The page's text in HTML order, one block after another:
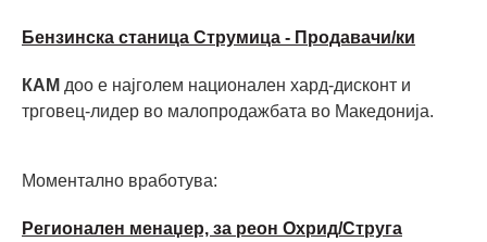
Бензинска станица Струмица - Продавачи/ки
КАМ доо е најголем национален хард-дисконт и
трговец-лидер во малопродажбата во Македонија.
Моментално вработува:
Регионален менаџер, за реон Охрид/Струга